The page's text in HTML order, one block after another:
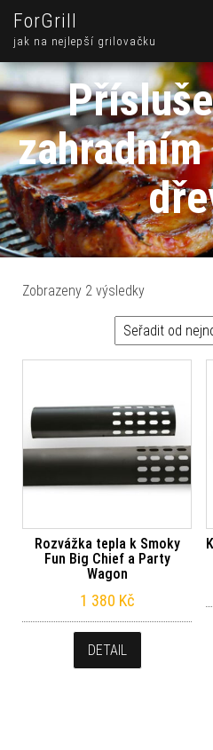
ForGrill
jak na nejlepší grilovačku
Zobrazeny 2 výsledkySeřazeno
Rozvážka tepla k Smoky
Fun Big Chief a Party
Wagon
1 380 Kč
DETAIL